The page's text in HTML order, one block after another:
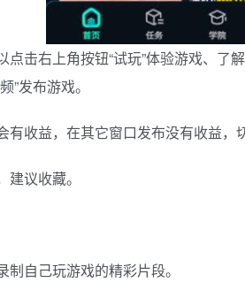
点击右上角按钮“试玩”体验游戏、了
”发布游戏。
有收益，在其它窗口发布没有收益，
议收藏。
自己玩游戏的精彩片段。